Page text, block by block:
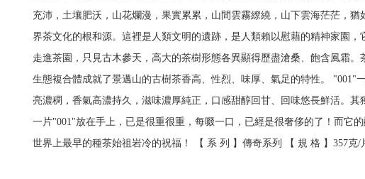
充沛，土壤肥沃，山花爛漫，果實累累，山間雲霧繚繞，山下雲海茫茫，
界茶文化的根和源。這裡是人類文明的遺跡，是人類賴以慰藉的精神家園
走進茶園，只見古木參天，高大的茶樹形態各異顯得歷盡滄桑、飽含風霜
生態複合體成就了景邁山的古樹茶香高、性烈、味厚、氣足的特性。
亮濃稠，香氣高濃持久，滋味濃厚純正，口感甜醇回甘、回味悠長鮮活。
一片"001"放在手上，已是很重很重，每啜一口，已經是很奢侈的了！而它
世界上最早的種茶始祖岩冷的祝福！ 【 系 列 】傳奇系列 【 規 格 】357克